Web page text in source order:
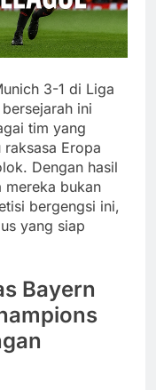
3-1 di Liga
ini
tim yang
raksasa Eropa
Dengan hasil
mereka bukan
bergengsi ini,
yang siap
Bayern